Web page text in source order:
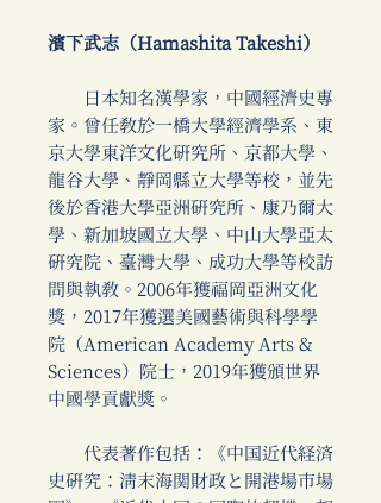
濱下武志（Hamashita Takeshi）
日本知名漢學家，中國經濟史專
家。曾任教於一橋大學經濟學系、東
京大學東洋文化研究所、京都大學、
龍谷大學、靜岡縣立大學等校，並先
後於香港大學亞洲研究所、康乃爾大
學、新加坡國立大學、中山大學亞太
研究院、臺灣大學、成功大學等校訪
問與執教。2006年獲福岡亞洲文化
獎，2017年獲選美國藝術與科學學
院（American Academy Arts &
Sciences）院士，2019年獲頒世界
中國學貢獻獎。
代表著作包括：《中国近代経済
史硏究：淸末海関財政と開港場市場